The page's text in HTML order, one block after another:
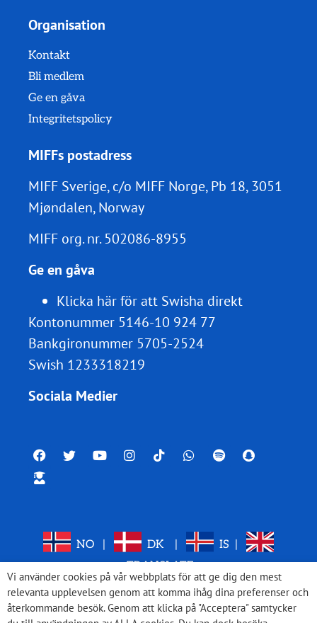
Organisation
Kontakt
Bli medlem
Ge en gåva
Integritetspolicy
MIFFs postadress
MIFF Sverige, c/o MIFF Norge, Pb 18, 3051
Mjøndalen, Norway
MIFF org. nr.502086-8955
Ge en gåva
Klicka här för att Swisha direkt
Kontonummer 5146-10 924 77
Bankgironummer 5705-2524
Swish 1233318219
Sociala Medier
NO DK IS
TRANSLATE
Vi använder cookies på vår webbplats för att ge dig den mest
relevanta upplevelsen genom att komma ihåg dina preferenser och
återkommande besök. Genom att klicka på "Acceptera" samtycker